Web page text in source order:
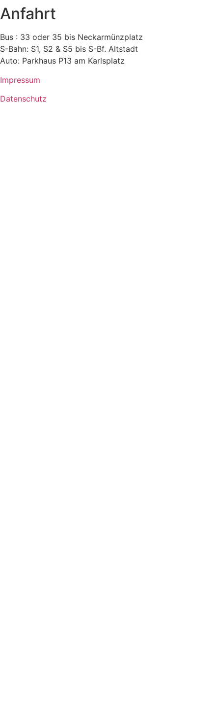
Anfahrt
Bus : 33 oder 35 bis Neckarmünzplatz
S-Bahn: S1, S2 & S5 bis S-Bf. Altstadt
Auto: Parkhaus P13 am Karlsplatz
Impressum
Datenschutz